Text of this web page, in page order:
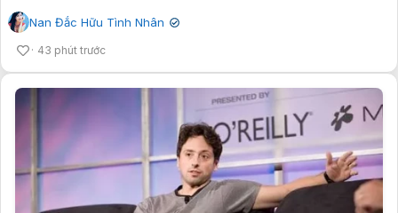
Nan Đắc Hữu Tình Nhân ✔
43 phút trước